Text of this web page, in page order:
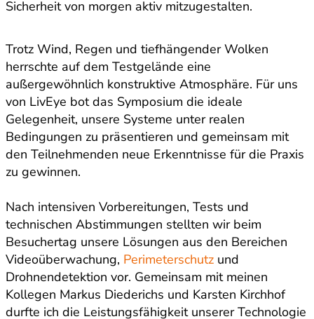
Sicherheit von morgen aktiv mitzugestalten.
Trotz Wind, Regen und tiefhängender Wolken
herrschte auf dem Testgelände eine
außergewöhnlich konstruktive Atmosphäre. Für uns
von LivEye bot das Symposium die ideale
Gelegenheit, unsere Systeme unter realen
Bedingungen zu präsentieren und gemeinsam mit
den Teilnehmenden neue Erkenntnisse für die Praxis
zu gewinnen.
Nach intensiven Vorbereitungen, Tests und
technischen Abstimmungen stellten wir beim
Besuchertag unsere Lösungen aus den Bereichen
Videoüberwachung, Perimeterschutz und
Drohnendetektion vor. Gemeinsam mit meinen
Kollegen Markus Diederichs und Karsten Kirchhof
durfte ich die Leistungsfähigkeit unserer Technologie